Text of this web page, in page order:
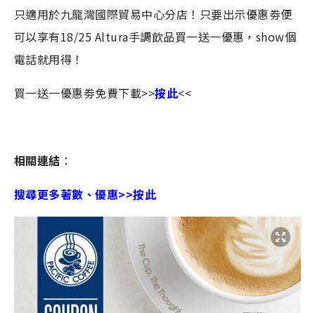
只適用於九龍灣國際貿易中心分店！只要出示優惠劵便
可以享有18/25 Altura手調飲品買一送一優惠，show個
電話就用得！
買一送一優惠劵免費下載>>按此<<
相關連結 ：
搜尋更多著數、優惠>>按此